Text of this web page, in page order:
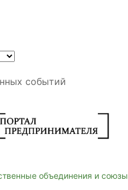
событий
объединения и союзы